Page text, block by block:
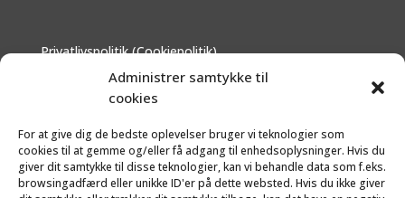
Administrer samtykke til
cookies
For at give dig de bedste oplevelser bruger vi teknologier som
cookies til at gemme og/eller få adgang til enhedsoplysninger. Hvis du
giver dit samtykke til disse teknologier, kan vi behandle data som f.eks.
browsingadfærd eller unikke ID'er på dette websted. Hvis du ikke giver
Privatlivspolitik (Cookiepolitik)
Om - hvem står bag?